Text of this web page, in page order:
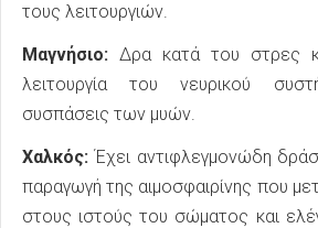
τους λειτουργιών.
Μαγνήσιο: Δρα κατά του στρες
λειτουργία του νευρικού
συσπάσεις των μυών.
Χαλκός: Έχει αντιφλεγμονώδη
παραγωγή της αιμοσφαιρίνης που
στους ιστούς του σώματος και